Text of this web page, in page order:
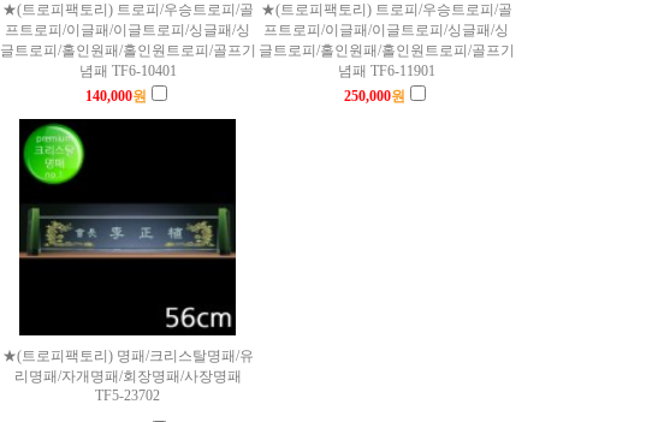
★(트로피팩토리) 트로피/우승트로피/골
프트로피/이글패/이글트로피/싱글패/싱
글트로피/홀인원패/홀인원트로피/골프기
념패 TF6-10401
★(트로피팩토리) 트로피/우승트로피/골
프트로피/이글패/이글트로피/싱글패/싱
글트로피/홀인원패/홀인원트로피/골프기
념패 TF6-11901
140,000원 250,000원
★(트로피팩토리) 명패/크리스탈명패/유
리명패/자개명패/회장명패/사장명패
TF5-23702